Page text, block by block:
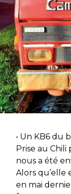
• Un KB6 du
Prise au
nous a été
Alors qu’elle
en mai